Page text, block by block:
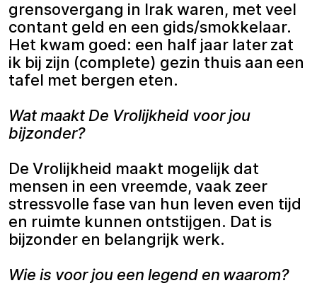
grensovergang in Irak waren, met veel
contant geld en een gids/smokkelaar.
Het kwam goed: een half jaar later zat
ik bij zijn (complete) gezin thuis aan een
tafel met bergen eten.
Wat maakt De Vrolijkheid voor jou
bijzonder?
De Vrolijkheid maakt mogelijk dat
mensen in een vreemde, vaak zeer
stressvolle fase van hun leven even tijd
en ruimte kunnen ontstijgen. Dat is
bijzonder en belangrijk werk.
Wie is voor jou een legend en waarom?